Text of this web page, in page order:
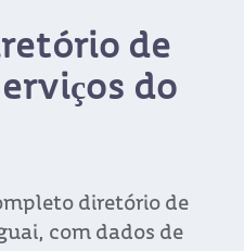
de
do
diretório de
com dados de